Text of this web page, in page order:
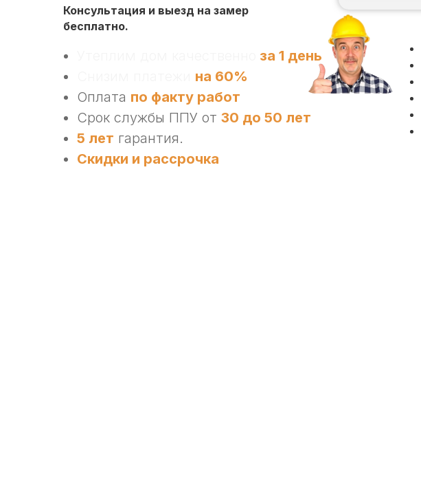
Консультация и выезд на замер
бесплатно.
за 1 день
на 60%
Оплата по факту работ
Срок службы ППУ от 30 до 50 лет
5 лет гарантия.
Скидки и рассрочка